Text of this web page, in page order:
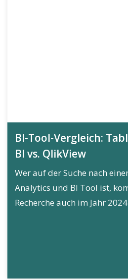
BI-Tool-Vergleich:
BI vs. QlikView
Wer auf der Suche nach
Analytics und BI Tool ist,
Recherche auch im Jahr